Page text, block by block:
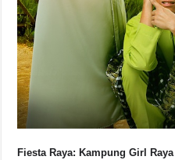
Fiesta Raya: Kampung Girl Raya